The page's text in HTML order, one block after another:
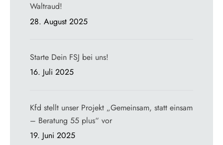
Waltraud!
28. August 2025
Starte Dein FSJ bei uns!
16. Juli 2025
Kfd stellt unser Projekt „Gemeinsam, statt einsam
– Beratung 55 plus“ vor
19. Juni 2025